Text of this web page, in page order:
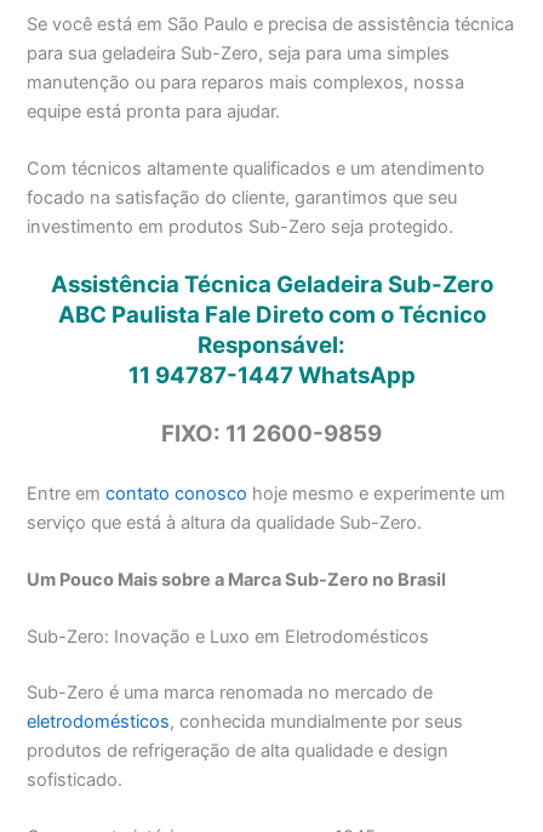
Se você está em São Paulo e precisa de assistência técnica
para sua geladeira Sub-Zero, seja para uma simples
manutenção ou para reparos mais complexos, nossa
equipe está pronta para ajudar.
Com técnicos altamente qualificados e um atendimento
focado na satisfação do cliente, garantimos que seu
investimento em produtos Sub-Zero seja protegido.
Assistência Técnica Geladeira Sub-Zero
ABC Paulista Fale Direto com o Técnico
Responsável:
11 94787-1447WhatsApp
FIXO: 11 2600-9859
Entre emcontato conosco hoje mesmo e experimente um
serviço que está à altura da qualidade Sub-Zero.
Um Pouco Mais sobre a Marca Sub-Zero no Brasil
Sub-Zero: Inovação e Luxo em Eletrodomésticos
Sub-Zero é uma marca renomada no mercado de
eletrodomésticos, conhecida mundialmente por seus
produtos de refrigeração de alta qualidade e design
sofisticado.